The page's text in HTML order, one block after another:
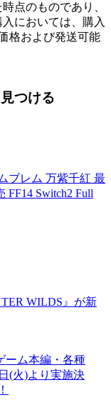
点のものであり、
においては、購入
格および発送可能
つける
ブレム 万紫千紅 最
FF14 Switch2 Full
WILDS』が新
ーム本編・各種
(火)より実施決